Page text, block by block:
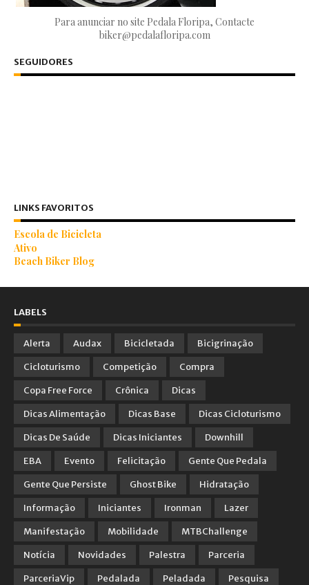
Para anunciar no site Pedala Floripa, Contacte
biker@pedalafloripa.com
SEGUIDORES
LINKS FAVORITOS
Escola de Bicicleta
Ativo
Beach Biker Blog
LABELS
Alerta Audax Bicicletada
Bicigrinação
Cicloturismo
Competição
Compra
Copa Free Force
Crônica
Dicas
Dicas Alimentação
Dicas Base
Dicas Cicloturismo
Dicas De Saúde
Dicas Iniciantes
Downhill
EBA
Evento Felicitação
Gente Que Pedala
Gente Que Persiste
Ghost Bike
Hidratação
Informação
Iniciantes Ironman
Lazer
Manifestação
Mobilidade
MTBChallenge
Notícia
Novidades Palestra
Parceria
ParceriaVip
Pedalada Peladada
Pesquisa